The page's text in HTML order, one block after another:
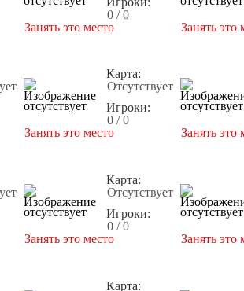
0 / 0
Занять это место
Занять это
Карта:
Отсутствует
Игроки:
0 / 0
Занять это место
Занять это
Карта:
Отсутствует
Игроки:
0 / 0
Занять это место
Занять это
Карта: